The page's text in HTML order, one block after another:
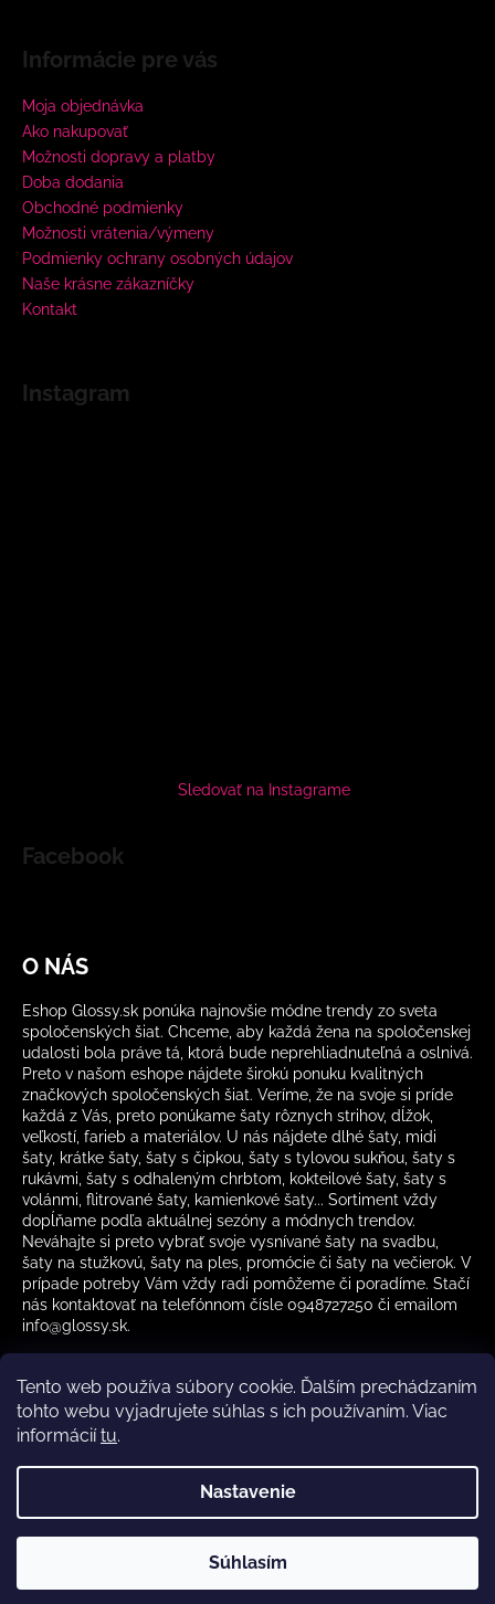
Tento web používa súbory cookie. Ďalším prechádzaním
tohto webu vyjadrujete súhlas s ich používaním. Viac
informáciítu.
Nastavenie
Súhlasím
Informácie pre vás
Moja objednávka
Ako nakupovať
Možnosti dopravy a platby
Doba dodania
Obchodné podmienky
Možnosti vrátenia/výmeny
Podmienky ochrany osobných údajov
Naše krásne zákazníčky
Kontakt
Instagram
Sledovať na Instagrame
Facebook
O NÁS
Eshop Glossy.sk ponúka najnovšie módne trendy zo sveta
spoločenských šiat. Chceme, aby každá žena na spoločenskej
udalosti bola práve tá, ktorá bude neprehliadnuteľná a oslnivá.
Preto v našom eshope nájdete širokú ponuku kvalitných
značkových spoločenských šiat. Veríme, že na svoje si príde
každá z Vás, preto ponúkame šaty rôznych strihov, dĺžok,
veľkostí, farieb a materiálov. U nás nájdete dlhé šaty, midi
šaty, krátke šaty, šaty s čipkou, šaty s tylovou sukňou, šaty s
rukávmi, šaty s odhaleným chrbtom, kokteilové šaty, šaty s
volánmi, flitrované šaty, kamienkové šaty... Sortiment vždy
dopĺňame podľa aktuálnej sezóny a módnych trendov.
Neváhajte si preto vybrať svoje vysnívané šaty na svadbu,
šaty na stužkovú, šaty na ples, promócie či šaty na večierok. V
prípade potreby Vám vždy radi pomôžeme či poradíme. Stačí
nás kontaktovať na telefónnom čísle 0948727250 či emailom
info@glossy.sk.
Kamenná predajňa otváracia doba CZ
Glossy.sk. Všetky práva vyhradené.